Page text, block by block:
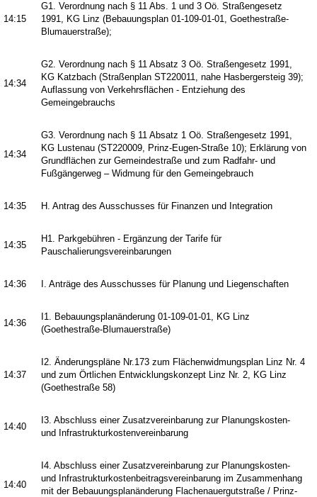
14:15
G1. Verordnung nach § 11 Abs. 1 und 3 Oö. Straßengesetz
1991, KG Linz (Bebauungsplan 01-109-01-01, Goethestraße-
Blumauerstraße);
14:34
G2. Verordnung nach § 11 Absatz 3 Oö. Straßengesetz 1991,
KG Katzbach (Straßenplan ST220011, nahe Hasbergersteig 39);
Auflassung von Verkehrsflächen - Entziehung des
Gemeingebrauchs
14:34
G3. Verordnung nach § 11 Absatz 1 Oö. Straßengesetz 1991,
KG Lustenau (ST220009, Prinz-Eugen-Straße 10); Erklärung von
Grundflächen zur Gemeindestraße und zum Radfahr- und
Fußgängerweg – Widmung für den Gemeingebrauch
14:35 H. Antrag des Ausschusses für Finanzen und Integration
14:35
H1. Parkgebühren - Ergänzung der Tarife für
Pauschalierungsvereinbarungen
14:36 I. Anträge des Ausschusses für Planung und Liegenschaften
14:36
I1. Bebauungsplanänderung 01-109-01-01, KG Linz
(Goethestraße-Blumauerstraße)
14:37
I2. Änderungspläne Nr.173 zum Flächenwidmungsplan Linz Nr. 4
und zum Örtlichen Entwicklungskonzept Linz Nr. 2, KG Linz
(Goethestraße 58)
14:40
I3. Abschluss einer Zusatzvereinbarung zur Planungskosten-
und Infrastrukturkostenvereinbarung
14:40
I4. Abschluss einer Zusatzvereinbarung zur Planungskosten-
und Infrastrukturkostenbeitragsvereinbarung im Zusammenhang
mit der Bebauungsplanänderung Flachenauergutstraße / Prinz-